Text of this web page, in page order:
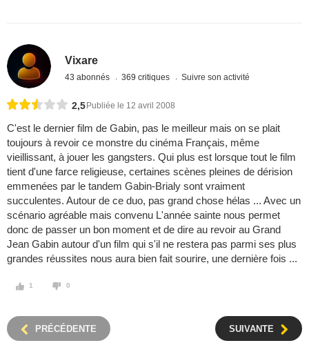
Vixare
43 abonnés 369 critiques Suivre son activité
2,5 Publiée le 12 avril 2008
C'est le dernier film de Gabin, pas le meilleur mais on se plait
toujours à revoir ce monstre du cinéma Français, même
vieillissant, à jouer les gangsters. Qui plus est lorsque tout le film
tient d'une farce religieuse, certaines scènes pleines de dérision
emmenées par le tandem Gabin-Brialy sont vraiment
succulentes. Autour de ce duo, pas grand chose hélas ... Avec un
scénario agréable mais convenu L'année sainte nous permet
donc de passer un bon moment et de dire au revoir au Grand
Jean Gabin autour d'un film qui s'il ne restera pas parmi ses plus
grandes réussites nous aura bien fait sourire, une dernière fois ...
1 0
PRÉCÉDENTE SUIVANTE